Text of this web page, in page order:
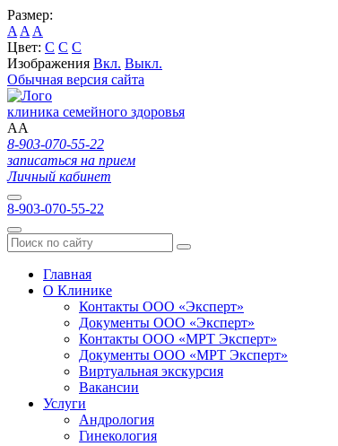
Размер:
A A A
Цвет: C C C
Изображения Вкл. Выкл.
Обычная версия сайта
клиника семейного здоровья
AA
8-903-070-55-22
записаться на прием
Личный кабинет
8-903-070-55-22
Главная
О Клинике
Контакты ООО «Эксперт»
Документы ООО «Эксперт»
Контакты ООО «МРТ Эксперт»
Документы ООО «МРТ Эксперт»
Виртуальная экскурсия
Вакансии
Услуги
Андрология
Гинекология